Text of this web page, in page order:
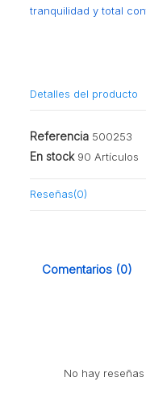
tranquilidad y total
Detalles del producto
Referencia 500253
En stock 90 Artículos
Reseñas(0)
Comentarios (0)
No hay